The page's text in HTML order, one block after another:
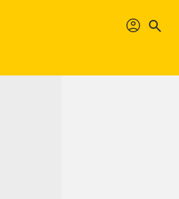
profil search